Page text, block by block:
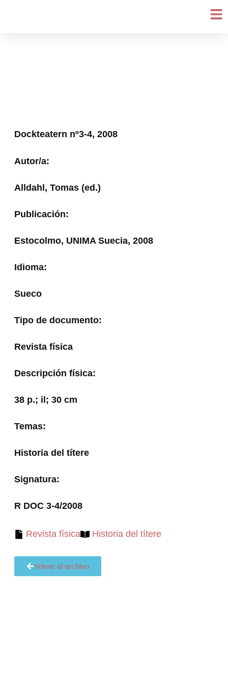
Dockteatern nº3-4, 2008
Autor/a:
Alldahl, Tomas (ed.)
Publicación:
Estocolmo, UNIMA Suecia, 2008
Idioma:
Sueco
Tipo de documento:
Revista física
Descripción física:
38 p.; il; 30 cm
Temas:
Historia del títere
Signatura:
R DOC 3-4/2008
Revista física Historia del títere
Volver al archivo